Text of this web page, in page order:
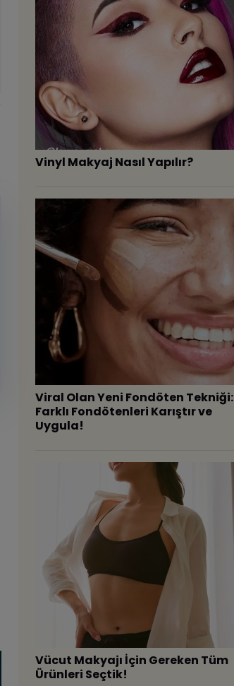
Vinyl Makyaj Nasıl Yapılır?
Viral Olan Yeni Fondöten Tekniği:
Farklı Fondötenleri Karıştır ve
Uygula!
Vücut Makyajı İçin Gereken Tüm
Ürünleri Seçtik!